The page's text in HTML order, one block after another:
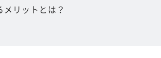
リットとは？